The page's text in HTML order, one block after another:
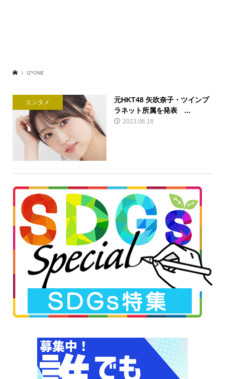
IZ*ONE
エンタメ
元HKT48 矢吹奈子・ツインプ
ラネット所属を発表 ...
2023.06.18